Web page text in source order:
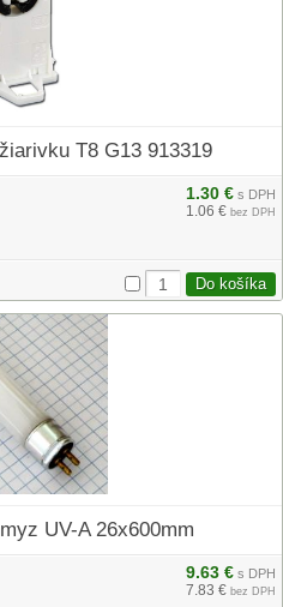
T8 G13 913319
1.30 € s DPH
1.06 € bez DPH
UV-A 26x600mm
9.63 € s DPH
7.83 € bez DPH